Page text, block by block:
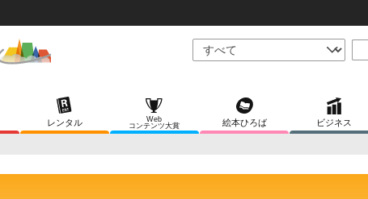
レンタル
Web
コンテンツ大賞
絵本ひろば ビジネス